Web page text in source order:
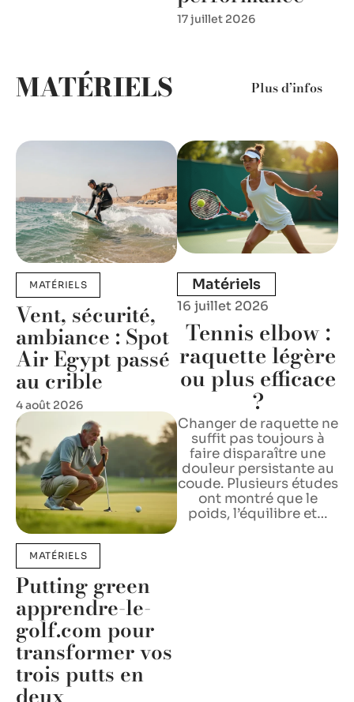
17 juillet 2026
MATÉRIELS Plus d’infos
MATÉRIELS
Vent, sécurité,
ambiance : Spot
Air Egypt passé
au crible
4 août 2026
MATÉRIELS
Putting green
apprendre-le-
golf.com pour
transformer vos
trois putts en
Matériels
16 juillet 2026
Tennis elbow :
raquette légère
ou plus efficace
?
Changer de raquette ne
suffit pas toujours à
faire disparaître une
douleur persistante au
coude. Plusieurs études
ont montré que le
poids, l’équilibre et…